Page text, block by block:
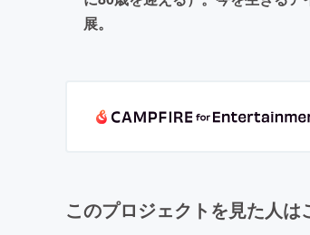
展。
このプロジェクトを見た人